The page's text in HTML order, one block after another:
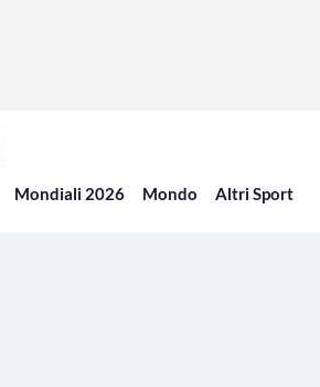
Mondiali 2026 Mondo Altri Sport